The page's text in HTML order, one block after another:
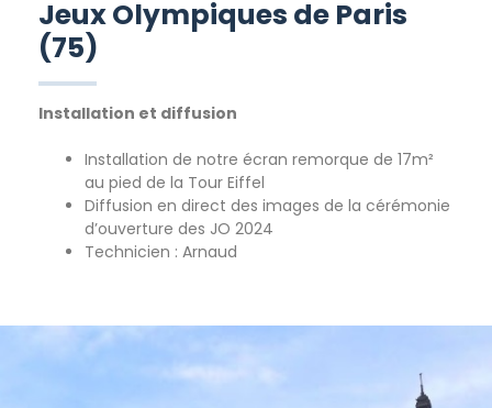
Jeux Olympiques de Paris
(75)
Installation et diffusion
Installation de notre écran remorque de 17m²
au pied de la Tour Eiffel
Diffusion en direct des images de la cérémonie
d’ouverture des JO 2024
Technicien : Arnaud